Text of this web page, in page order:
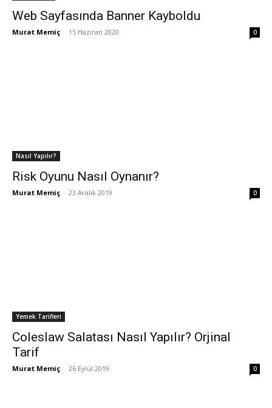
Web Sayfasında Banner Kayboldu
Murat Memiç - 15 Haziran 2020 0
Nasıl Yapılır?
Risk Oyunu Nasıl Oynanır?
Murat Memiç - 23 Aralık 2019 0
Yemek Tarifleri
Coleslaw Salatası Nasıl Yapılır? Orjinal
Tarif
Murat Memiç - 26 Eylül 2019 0